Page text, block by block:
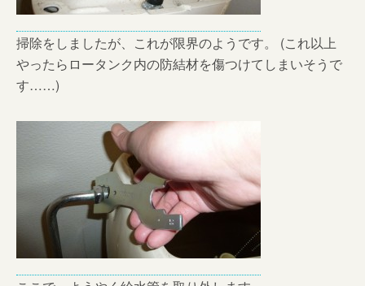
掃除をしましたが、これが限界のようです。 (これ以上
やったらロータンク内の防結材を傷つけてしまいそうで
す……)